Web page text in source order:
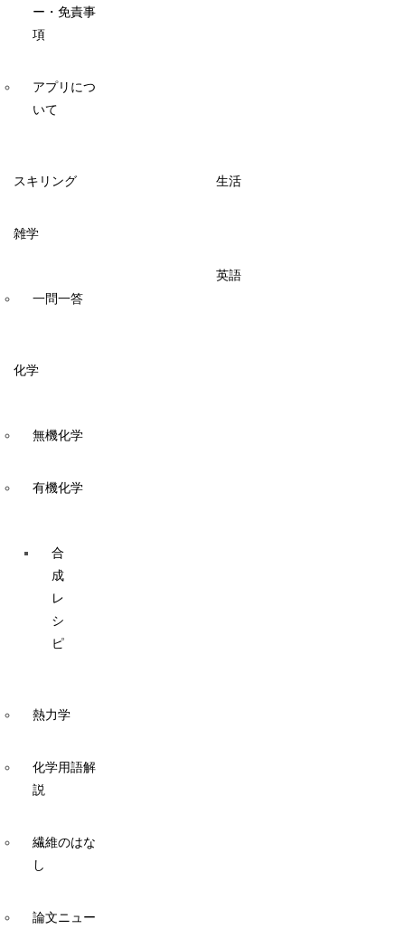
ー・免責事
項
アプリにつ
いて
スキリング 生活
雑学
一問一答
英語
化学
無機化学
有機化学
合
成
レ
シ
ピ
熱力学
化学用語解
説
繊維のはな
し
論文ニュー